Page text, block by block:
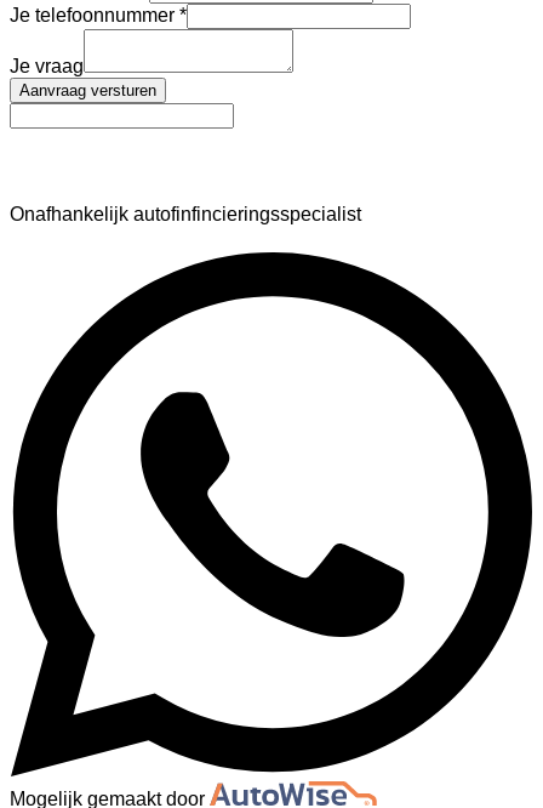
Je telefoonnummer
Je vraag
Aanvraag versturen
Onafhankelijk autofinfincieringsspecialist
Mogelijk gemaakt door